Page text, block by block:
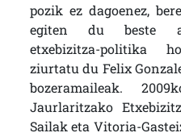
pozik ez dagoenez,
egiten du beste
etxebizitza-politika
ziurtatu du Felix
bozeramaileak.
Jaurlaritzako
Sailak eta Vitoria-